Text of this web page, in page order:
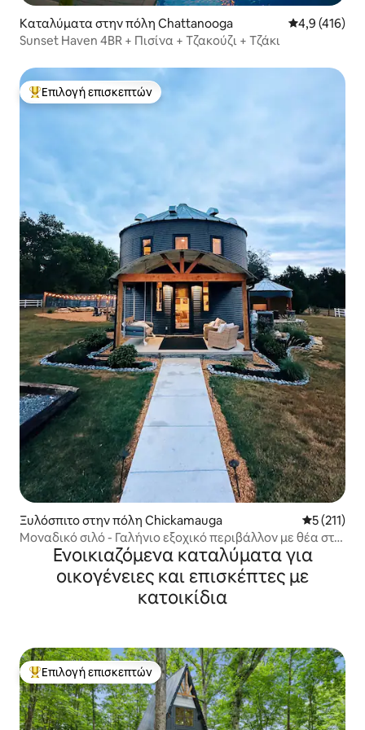
Καταλύματα στην πόλη Chattanooga Μέση
4,9 (416)
Sunset Haven 4BR + Πισίνα + Τζακούζι + Τζάκι
Κορυφαία επιλογή επισκεπτών
Επιλογή επισκεπτών
Ξυλόσπιτο στην πόλη Chickamauga Μέση
5 (211)
Μοναδικό σιλό - Γαλήνιο εξοχικό περιβάλλον με θέα στο
βουνόΕνοικιαζόμενα καταλύματα για
οικογένειες και επισκέπτες με
κατοικίδια
Κορυφαία επιλογή επισκεπτών
Επιλογή επισκεπτών